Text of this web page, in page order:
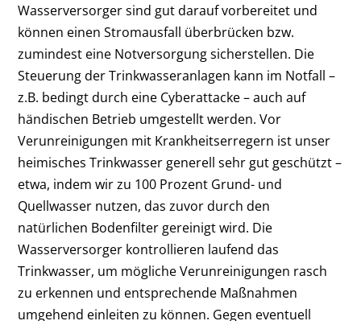
Wasserversorger sind gut darauf vorbereitet und
können einen Stromausfall überbrücken bzw.
zumindest eine Notversorgung sicherstellen. Die
Steuerung der Trinkwasseranlagen kann im Notfall –
z.B. bedingt durch eine Cyberattacke – auch auf
händischen Betrieb umgestellt werden. Vor
Verunreinigungen mit Krankheitserregern ist unser
heimisches Trinkwasser generell sehr gut geschützt –
etwa, indem wir zu 100 Prozent Grund- und
Quellwasser nutzen, das zuvor durch den
natürlichen Bodenfilter gereinigt wird. Die
Wasserversorger kontrollieren laufend das
Trinkwasser, um mögliche Verunreinigungen rasch
zu erkennen und entsprechende Maßnahmen
umgehend einleiten zu können. Gegen eventuell